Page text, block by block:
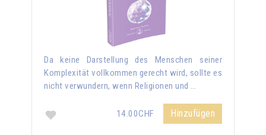
Da keine Darstellung des Menschen seiner
Komplexität vollkommen gerecht wird, sollte es
nicht verwundern, wenn Religionen und …
14.00CHF Hinzufügen